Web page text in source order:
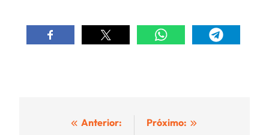
Navegación
Anterior:
Próximo: